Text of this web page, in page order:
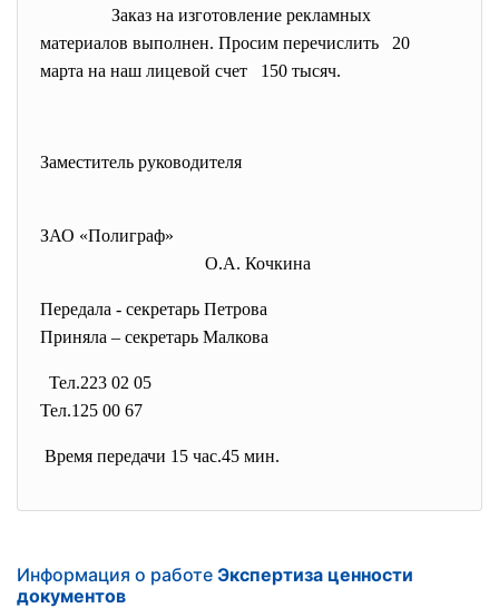
Заказ на изготовление рекламных
материалов выполнен. Просим перечислить 20
марта на наш лицевой счет 150 тысяч.
Заместитель руководителя
ЗАО «Полиграф»
О.А. Кочкина
Передала - секретарь Петрова
Приняла – секретарь Малкова
Тел.223 02 05
Тел.125 00 67
Время передачи 15 час.45 мин.
Информация о работе Экспертиза ценности
документов